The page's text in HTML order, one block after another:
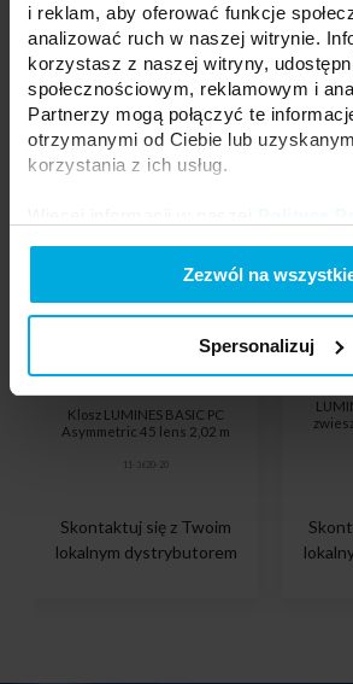
i reklam, aby oferować funkcje
analizować ruch w naszej witrynie.
korzystasz z naszej witryny,
społecznościowym, reklamowym i
Partnerzy mogą połączyć te
otrzymanymi od Ciebie lub
korzystania z ich usług.
Zezwól na
Spersonalizuj
Klosz LUMINES BASIC PC
Asymmetric 45 lens 2,02 m
11-3620-20
Skontaktuj się z Twoim
lokalnym dystrybutorem